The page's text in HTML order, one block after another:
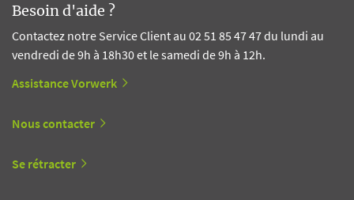
Besoin d'aide ?
Contactez notre Service Client au 02 51 85 47 47 du lundi au
vendredi de 9h à 18h30 et le samedi de 9h à 12h.
Assistance Vorwerk
Nous contacter
Se rétracter